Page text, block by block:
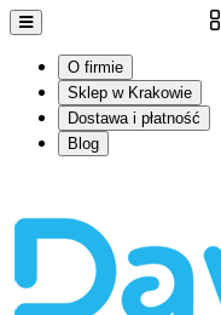
O firmie
Sklep w Krakowie
Dostawa i płatność
Blog